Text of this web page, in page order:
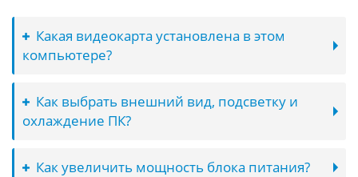
Какая видеокарта установлена в этом
компьютере?
Как выбрать внешний вид, подсветку и
охлаждение ПК?
Как увеличить мощность блока питания?